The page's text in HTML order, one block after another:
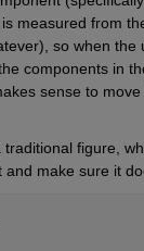
measured from
so when
components in
sense to
figure,
make sure it